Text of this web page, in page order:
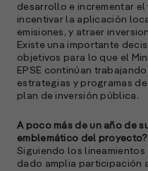
desarrollo e incrementar
incentivar la aplicación
emisiones, y atraer
Existe una importante
objetivos para lo que el
EPSE continúan
estrategias y programas
plan de inversión pública.
A poco más de un año de
emblemático del proyecto?
Siguiendo los lineamientos
dado amplia participación